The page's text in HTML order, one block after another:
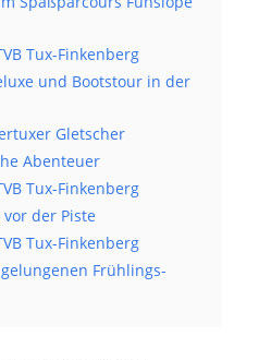
Tux-Finkenberg
und Bootstour in der
Gletscher
Abenteuer
Tux-Finkenberg
der Piste
Tux-Finkenberg
Frühlings-